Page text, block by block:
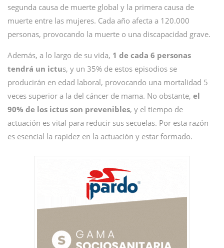
segunda causa de muerte global y la primera causa de
muerte entre las mujeres. Cada año afecta a 120.000
personas, provocando la muerte o una discapacidad grave.
Además, a lo largo de su vida, 1 de cada 6 personas
tendrá un ictus, y un 35% de estos episodios se
producirán en edad laboral, provocando una mortalidad 5
veces superior a la del cáncer de mama. No obstante, el
90% de los ictus son prevenibles, y el tiempo de
actuación es vital para reducir sus secuelas. Por esta razón
es esencial la rapidez en la actuación y estar formado.